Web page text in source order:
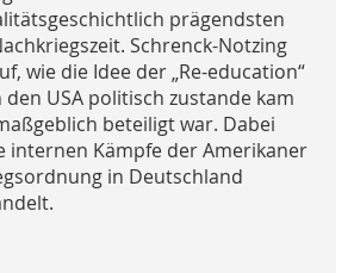
prägendsten
Schrenck-Notzing
wie die Idee der „Re-education“
USA politisch zustande kam
beteiligt war. Dabei
internen Kämpfe der Amerikaner
in Deutschland